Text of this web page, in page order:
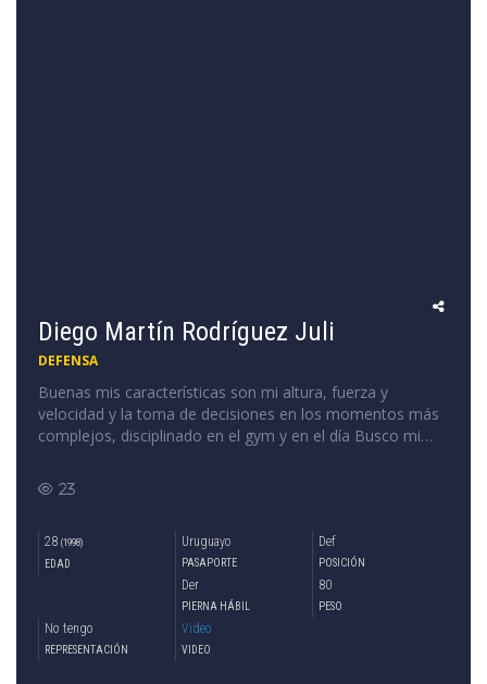
Diego Martín Rodríguez Juli
DEFENSA
Buenas mis características son mi altura, fuerza y
velocidad y la toma de decisiones en los momentos más
complejos, disciplinado en el gym y en el día Busco mi
23
28 (1998)
EDAD
Uruguayo
PASAPORTE
Def
POSICIÓN
Der
PIERNA HÁBIL
80
PESO
No tengo
REPRESENTACIÓN
Video
VIDEO